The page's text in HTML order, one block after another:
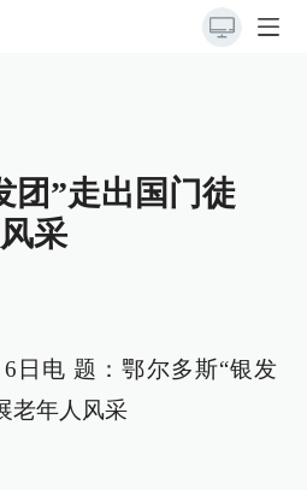
团”走出国门徒
采
日电 题：鄂尔多斯“银发
老年人风采